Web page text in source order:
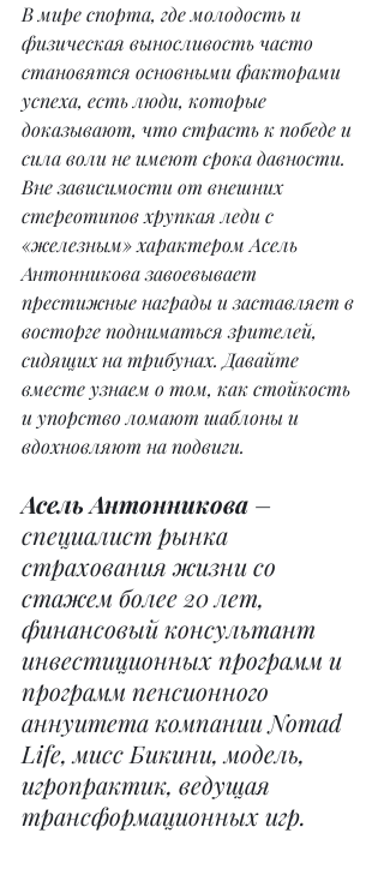
В мире спорта, где молодость и
физическая выносливость часто
становятся основными факторами
успеха, есть люди, которые
доказывают, что страсть к победе и
сила воли не имеют срока давности.
Вне зависимости от внешних
стереотипов хрупкая леди с
«железным» характером Асель
Антонникова завоевывает
престижные награды и заставляет в
восторге подниматься зрителей,
сидящих на трибунах. Давайте
вместе узнаем о том, как стойкость
и упорство ломают шаблоны и
вдохновляют на подвиги.
Асель Антонникова –
специалист рынка
страхования жизни со
стажем более 20 лет,
финансовый консультант
инвестиционных программ и
программ пенсионного
аннуитета компании Nomad
Life, мисс Бикини, модель,
игропрактик, ведущая
трансформационных игр.